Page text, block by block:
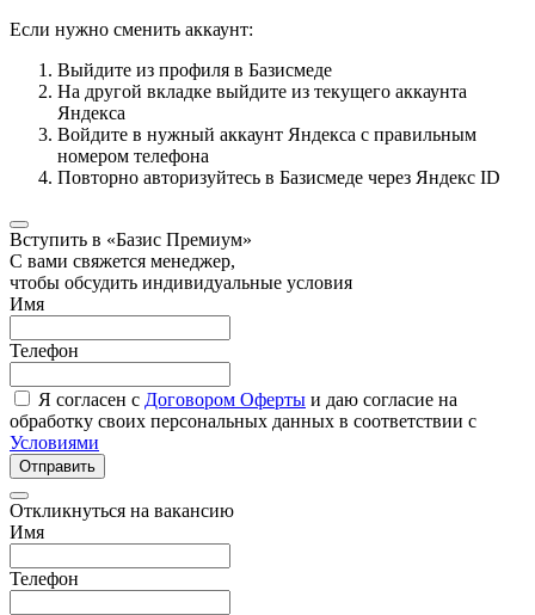
Если нужно сменить аккаунт:
Выйдите из профиля в Базисмеде
На другой вкладке выйдите из текущего аккаунта
Яндекса
Войдите в нужный аккаунт Яндекса с правильным
номером телефона
Повторно авторизуйтесь в Базисмеде через Яндекс ID
Вступить в «Базис Премиум»
С вами свяжется менеджер,
чтобы обсудить индивидуальные условия
Имя
Телефон
Я согласен с Договором Оферты и даю согласие на
обработку своих персональных данных в соответствии с
Условиями
Отправить
Откликнуться на вакансию
Имя
Телефон